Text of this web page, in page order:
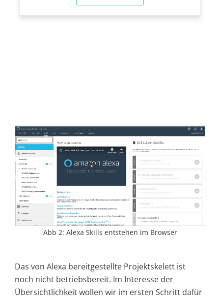
Abb 2: Alexa Skills entstehen im Browser
Das von Alexa bereitgestellte Projektskelett ist
noch nicht betriebsbereit. Im Interesse der
Übersichtlichkeit wollen wir im ersten Schritt dafür